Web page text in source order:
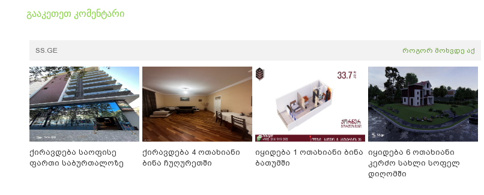
გააკეთეთ კომენტარი
SS.GE როგორ მოხვდე აქ
ქირავდება საოფისე
ფართი საბურთალოზე
ქირავდება 4 ოთახიანი
ბინა ჩუღურეთში
იყიდება 1 ოთახიანი ბინა
ბათუმში
იყიდება 6 ოთახიანი
კერძო სახლი სოფელ
დიღომში